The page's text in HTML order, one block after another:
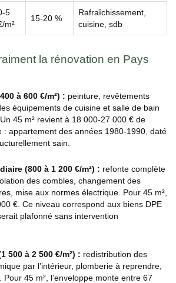
5
m²
15-20 %
Rafraîchissement,
cuisine, sdb
la rénovation en Pays
à 600 €/m²) : peinture, revêtements
équipements de cuisine et salle de bain
45 m² revient à 18 000-27 000 € de
: appartement des années 1980-1990, daté
sain.
(800 à 1 200 €/m²) : refonte complète
des combles, changement des
mise aux normes électrique. Pour 45 m²,
€. Ce niveau correspond aux biens DPE
plafonné sans intervention
500 à 2 500 €/m²) : redistribution des
par l’intérieur, plomberie à reprendre,
Pour 45 m², l’enveloppe monte entre 67